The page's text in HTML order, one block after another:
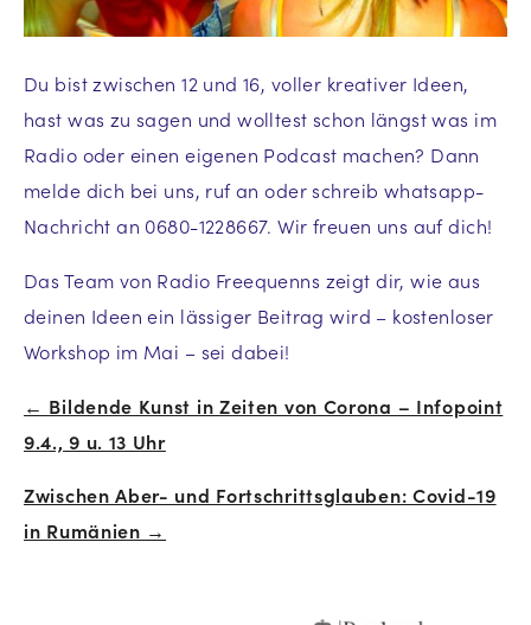
Du bist zwischen 12 und 16, voller kreativer Ideen,
hast was zu sagen und wolltest schon längst was im
Radio oder einen eigenen Podcast machen? Dann
melde dich bei uns, ruf an oder schreib whatsapp-
Nachricht an 0680-1228667. Wir freuen uns auf dich!
Das Team von Radio Freequenns zeigt dir, wie aus
deinen Ideen ein lässiger Beitrag wird – kostenloser
Workshop im Mai – sei dabei!
Beitrags-
← Bildende Kunst in Zeiten von Corona – Infopoint
9.4., 9 u. 13 Uhr
Zwischen Aber- und Fortschrittsglauben: Covid-19
in Rumänien →